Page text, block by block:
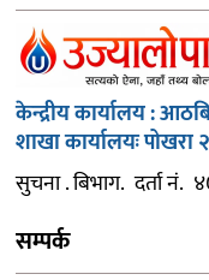
केन्द्रीय कार्यालय :
शाखा कार्यालयः
सुचना . बिभाग. दर्ता नं.
सम्पर्क